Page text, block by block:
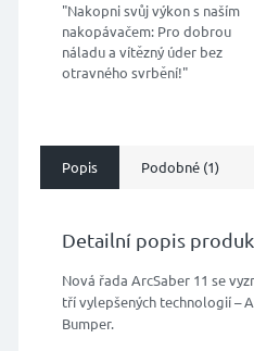
"Nakopni svůj výkon s naším
nakopávačem: Pro dobrou
náladu a vítězný úder bez
otravného svrbění!"
Popis Podobné (1)
Detailní popis
Nová řada ArcSaber 11 se
tří vylepšených technologií –
Bumper.